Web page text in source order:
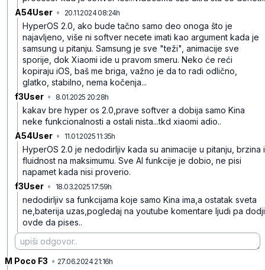
A54User • 20.11.2024 08:24h
HyperOS 2.0, ako bude tačno samo deo onoga što je
najavljeno, više ni softver necete imati kao argument kada je
samsung u pitanju. Samsung je sve "teži", animacije sve
sporije, dok Xiaomi ide u pravom smeru. Neko će reći
kopiraju iOS, baš me briga, važno je da to radi odlično,
glatko, stabilno, nema kočenja...
f3User • 8.01.2025 20:28h
kakav bre hyper os 2.0,prave softver a dobija samo Kina
neke funkcionalnosti a ostali nista...tkd xiaomi adio..
A54User • 11.01.2025 11:35h
HyperOS 2.0 je nedodirljiv kada su animacije u pitanju, brzina i
fluidnost na maksimumu. Sve AI funkcije je dobio, ne pisi
napamet kada nisi proverio.
f3User • 18.03.2025 17:59h
nedodirljiv sa funkcijama koje samo Kina ima,a ostatak sveta
ne,baterija uzas,pogledaj na youtube komentare ljudi pa dodji
ovde da pises..
M Poco F3 • 27.06.2024 21:16h